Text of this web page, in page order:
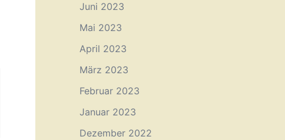
Juni 2023
Mai 2023
April 2023
März 2023
Februar 2023
Januar 2023
Dezember 2022